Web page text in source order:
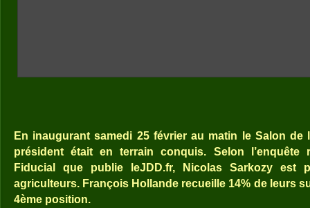
En inaugurant samedi 25 février au matin le Salon de
président était en terrain conquis. Selon l’enquête
Fiducial que publie leJDD.fr, Nicolas Sarkozy est
agriculteurs. François Hollande recueille 14% de leurs
4ème position.